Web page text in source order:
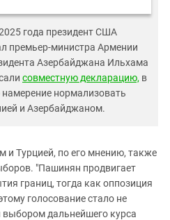
года президент США
премьер-министра Армении
Азербайджана Ильхама
совместную декларацию, в
нормализовать
и Азербайджаном.
и Турцией, по его мнению, также
"Пашинян продвигает
границ, тогда как оппозиция
голосование стало не
выбором дальнейшего курса